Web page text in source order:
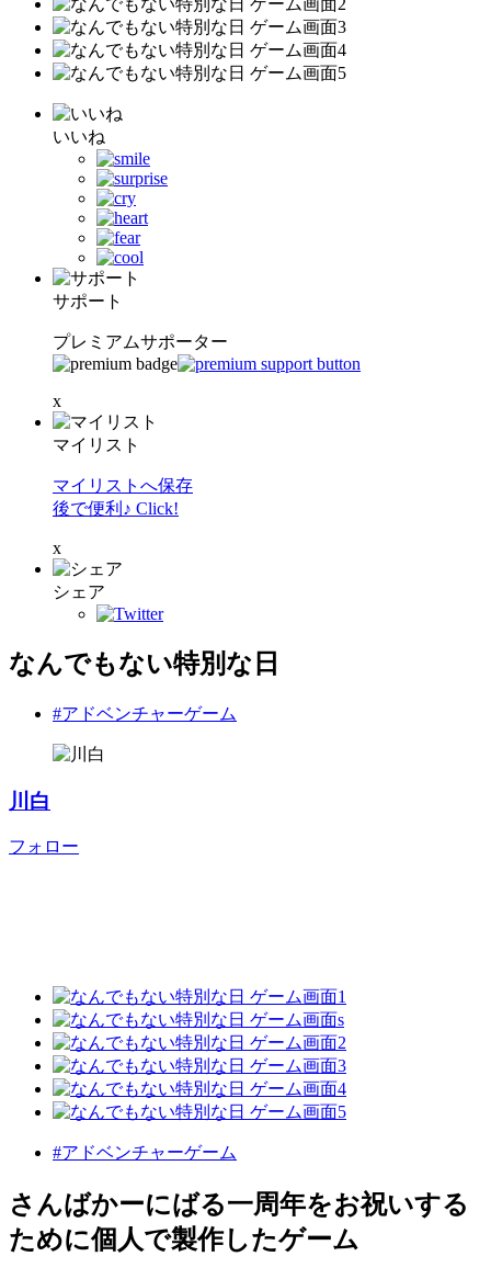
いいね
サポート
プレミアムサポーター
x
マイリスト
マイリストへ保存
後で便利♪ Click!
x
シェア
なんでもない特別な日
#アドベンチャーゲーム
川白
フォロー
#アドベンチャーゲーム
さんばかーにばる一周年をお祝いする
ために個人で製作したゲーム